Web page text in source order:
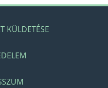
KÜLDETÉSE